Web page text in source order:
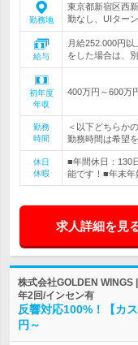
勤務地
東京都新宿区西
勤なし、UIター
給与
月給252.000円
をした場合は、
初年度
年収
400万円～600万
勤務
時間
＜以下どちらか
勤務時間は希望
休日
休暇
■年間休日：130
能です！■年末年
求人詳細を見
株式会社GOLDEN WINGS
年2回/インセン有
反響対応100%！【カ
円～